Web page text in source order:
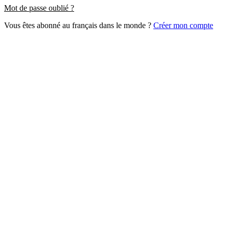
Mot de passe oublié ?
Vous êtes abonné au français dans le monde ? Créer mon compte